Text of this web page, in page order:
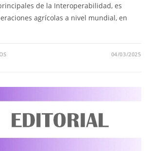
de la Interoperabilidad, es
agrícolas a nivel mundial, en
04/03/2025